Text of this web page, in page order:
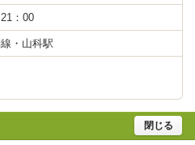
：00
・山科駅
閉じる